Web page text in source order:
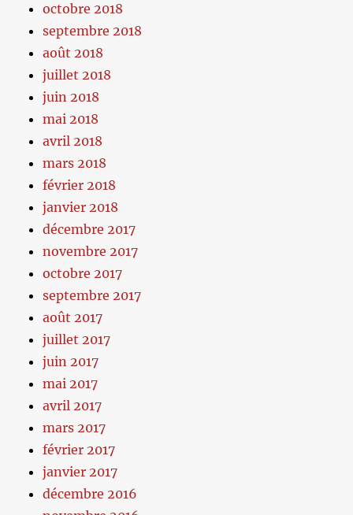
octobre 2018
septembre 2018
août 2018
juillet 2018
juin 2018
mai 2018
avril 2018
mars 2018
février 2018
janvier 2018
décembre 2017
novembre 2017
octobre 2017
septembre 2017
août 2017
juillet 2017
juin 2017
mai 2017
avril 2017
mars 2017
février 2017
janvier 2017
décembre 2016